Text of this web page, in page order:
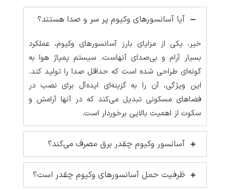
آیا آسانسورهای وکیوم پر سر و صدا هستند؟
خیر، یکی از مزایای بارز آسانسورهای وکیوم، عملکرد
بسیار آرام و بی‌صدای آنهاست. سیستم پمپاژ هوا به
گونه‌ای طراحی شده است که حداقل صدا را تولید کند.
این ویژگی، آن را به گزینه‌ای ایده‌آل برای نصب در
فضاهای مسکونی تبدیل می‌کند که در آنها آرامش و
سکوت از اهمیت بالایی برخوردار است.
آسانسور وکیوم چقدر برق مصرف می‌کند؟
ظرفیت حمل آسانسورهای وکیوم چقدر است؟